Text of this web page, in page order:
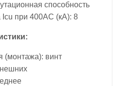
способность
Icu при 400АС (кА): 8
(монтажа): винт